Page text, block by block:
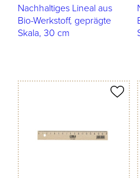
Nachhaltiges Lineal aus
Bio-Werkstoff, geprägte
Skala, 30 cm
merken Produkt